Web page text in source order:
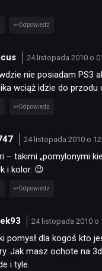
Odpowiedz
24 listopada 2010 o
nie posiadam PS3
wciąż idzie do przodu
Odpowiedz
24 listopada 2010 o
– takimi „pomylonymi
i kolor. 😉
Odpowiedz
24 listopada 2010 o
pomysł dla kogoś kto
Jak masz ochote na
i tyle.